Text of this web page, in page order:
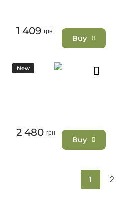
1 409 грн
Buy
New
2 480 грн
Buy
1 2